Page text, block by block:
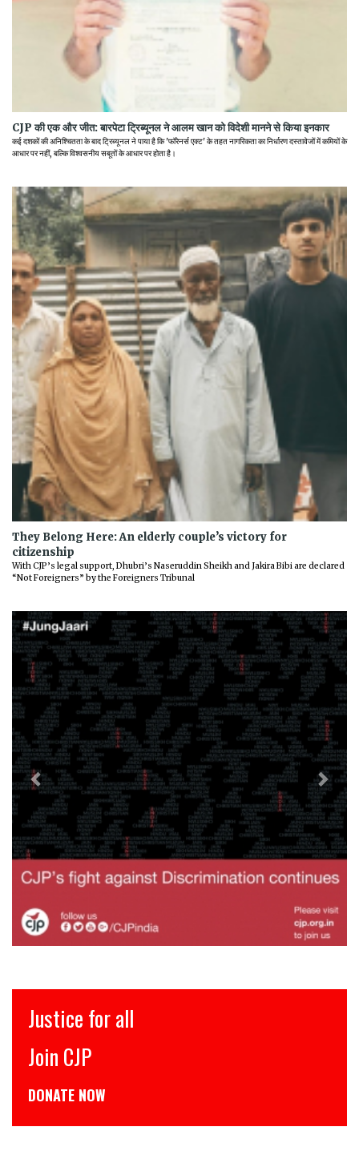
CJP की एक और जीत: बारपेटा ट्रिब्यूनल ने आलम खान को विदेशी मानने से किया इनकार
कई दशकों की अनिश्चितता के बाद ट्रिब्यूनल ने पाया है कि 'फॉरेनर्स एक्ट' के तहत नागरिकता का निर्धारण दस्तावेजों में कमियों के
आधार पर नहीं, बल्कि विश्वसनीय सबूतों के आधार पर होता है।
They Belong Here: An elderly couple’s victory for
citizenship
With CJP’s legal support, Dhubri’s Naseruddin Sheikh and Jakira Bibi are declared
“Not Foreigners” by the Foreigners Tribunal
Previous Next
इंसाफ़ सब के लिए
CJP से जुड़िये
डोनेट कीजिये